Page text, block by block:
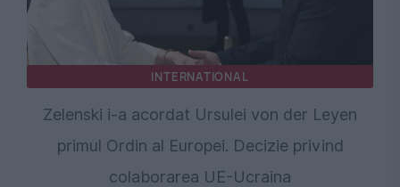
INTERNATIONAL
Zelenski i-a acordat Ursulei von der Leyen
primul Ordin al Europei. Decizie privind
colaborarea UE-Ucraina